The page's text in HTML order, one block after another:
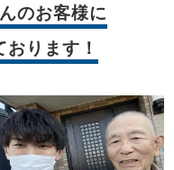
のお客様に
ります！